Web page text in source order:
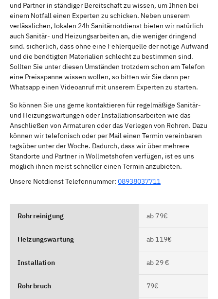
und Partner in ständiger Bereitschaft zu wissen, um Ihnen bei
einem Notfall einen Experten zu schicken. Neben unserem
verlässlichen, lokalen 24h Sanitärnotdienst bieten wir natürlich
auch Sanitär- und Heizungsarbeiten an, die weniger dringend
sind. sicherlich, dass ohne eine Fehlerquelle der nötige Aufwand
und die benötigten Materialien schlecht zu bestimmen sind.
Sollten Sie unter diesen Umständen trotzdem schon am Telefon
eine Preisspanne wissen wollen, so bitten wir Sie dann per
Whatsapp einen Videoanruf mit unserem Experten zu starten.
So können Sie uns gerne kontaktieren für regelmäßige Sanitär-
und Heizungswartungen oder Installationsarbeiten wie das
Anschließen von Armaturen oder das Verlegen von Rohren. Dazu
können wir telefonisch oder per Mail einen Termin vereinbaren
tagsüber unter der Woche. Dadurch, dass wir über mehrere
Standorte und Partner in Wollmetshofen verfügen, ist es uns
möglich ihnen meist schneller einen Termin anzubieten.
Unsere Notdienst Telefonnummer: 08938037711
Rohrreinigung ab 79€
Heizungswartung ab 119€
Installation ab 29 €
Rohrbruch 79€